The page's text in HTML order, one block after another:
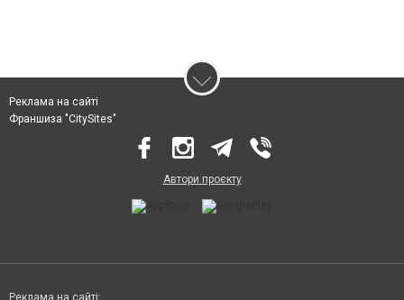
Реклама на сайті
Франшиза "CitySites"
Автори проєкту
Реклама на сайті: